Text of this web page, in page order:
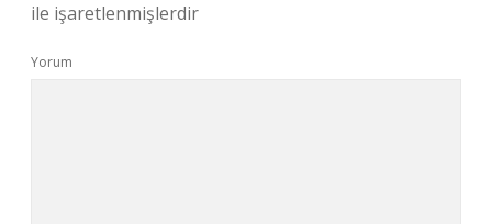
ile işaretlenmişlerdir
Yorum